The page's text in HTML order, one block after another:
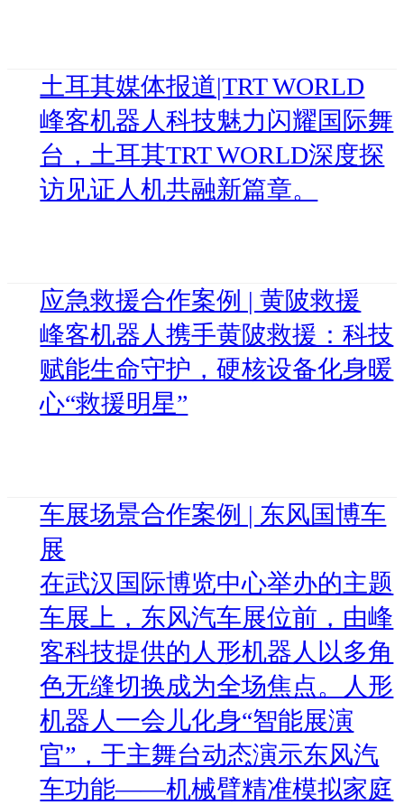
土耳其媒体报道|TRT WORLD
峰客机器人科技魅力闪耀国际舞
台，土耳其TRT WORLD深度探
访见证人机共融新篇章。
应急救援合作案例 | 黄陂救援
峰客机器人携手黄陂救援：科技
赋能生命守护，硬核设备化身暖
心“救援明星”
车展场景合作案例 | 东风国博车
展
在武汉国际博览中心举办的主题
车展上，东风汽车展位前，由峰
客科技提供的人形机器人以多角
色无缝切换成为全场焦点。人形
机器人一会儿化身“智能展演
官”，于主舞台动态演示东风汽
车功能——机械臂精准模拟家庭